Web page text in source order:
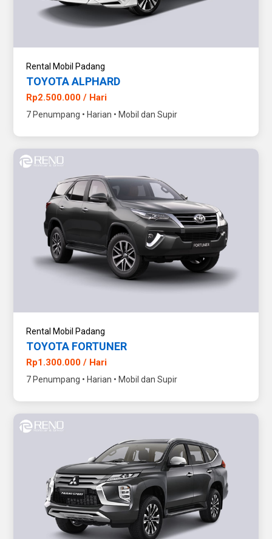
Rental Mobil Padang
TOYOTA ALPHARD
Rp2.500.000 / Hari
7 Penumpang • Harian • Mobil dan Supir
Rental Mobil Padang
TOYOTA FORTUNER
Rp1.300.000 / Hari
7 Penumpang • Harian • Mobil dan Supir